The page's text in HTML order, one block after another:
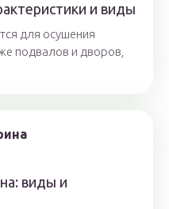
и виды
для осушения
подвалов и дворов,
виды и